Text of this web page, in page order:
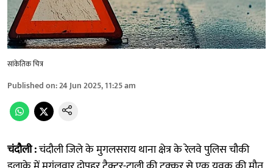
सांकेतिक चित्र
Published on:24 Jun 2025, 11:25 am
चंदौली :चंदौली जिले के मुगलसराय थाना क्षेत्र के रेलवे पुलिस चौकी